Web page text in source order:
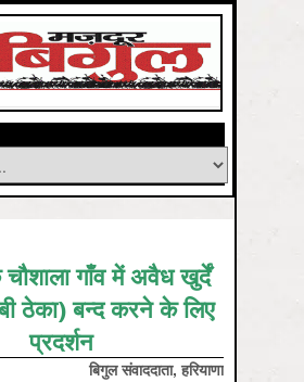
चौशाला गाँव में अवैध खुर्दें
ठेका) बन्द करने के लि‍ए
प्रदर्शन
बि‍गुल संवाददाता, हरि‍याणा